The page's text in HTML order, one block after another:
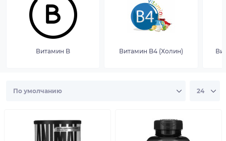
Витамин B Витамин B4 (Холин)